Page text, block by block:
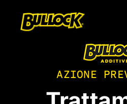
contenuto
AZIONE